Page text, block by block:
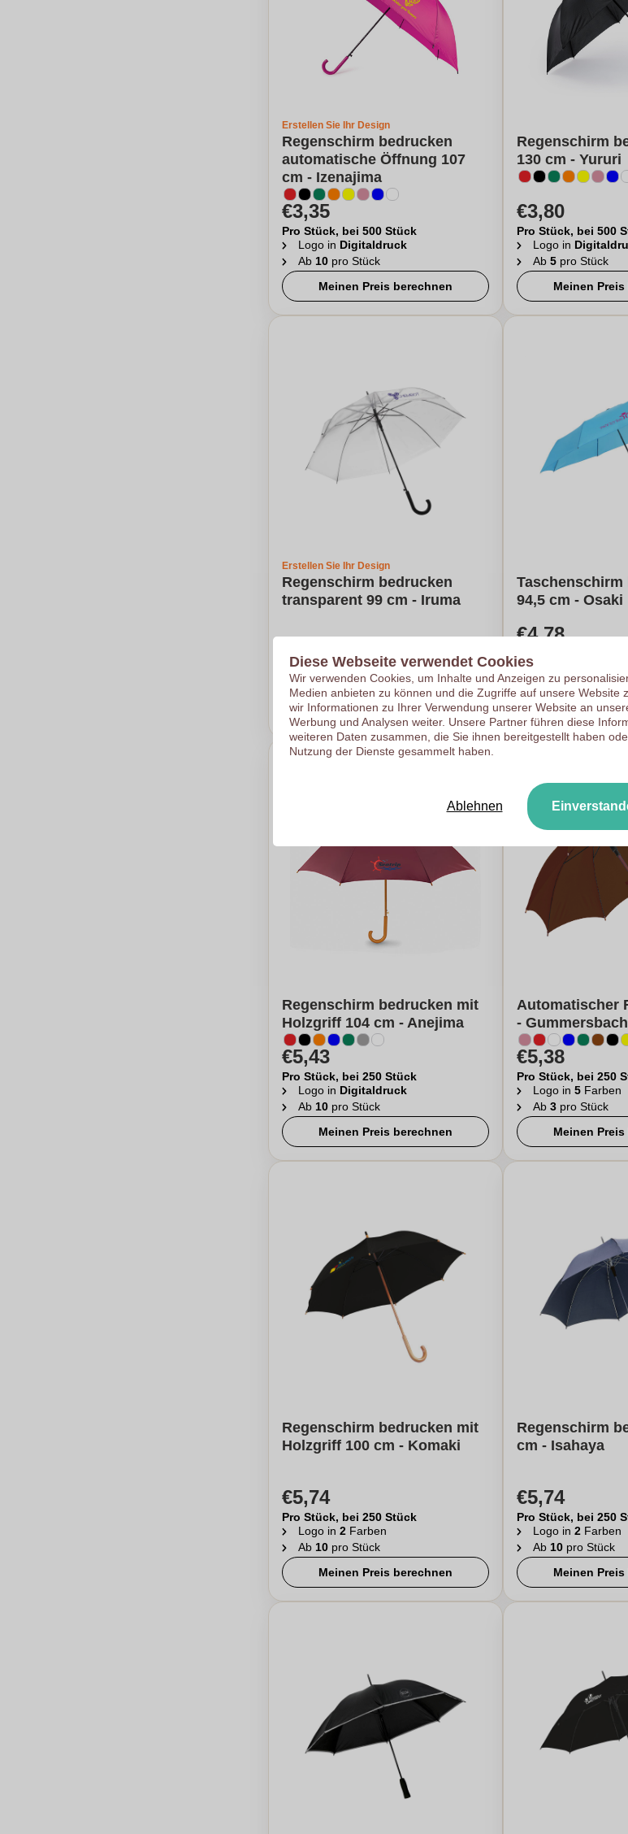
Erstellen Sie Ihr Design
Regenschirm bedrucken
automatische Öffnung 107
cm - Izenajima
€3,35
Pro Stück, bei 500 Stück
Logo in Digitaldruck
Ab 10 pro Stück
Meinen Preis berechnen
Regenschirm
130 cm - Yururi
€3,80
Pro Stück, bei 500
Logo in
Ab 5pro Stück
Meinen
Erstellen Sie Ihr Design
Regenschirm bedrucken
transparent 99 cm - Iruma
Pro Stück, bei 250 Stück
Ab25pro Stück
Meinen Preis berechnen
Taschenschirm
94,5 cm - Osaki
€4,78
Pro Stück, bei 250
Logo in
Ab10 pro Stück
Meinen Preis
Regenschirm bedrucken mit
Holzgriff 104 cm - Anejima
€5,43
Pro Stück, bei 250 Stück
Logo in Digitaldruck
Ab 10 pro Stück
Meinen Preis berechnen
Automatischer
- Gummersbach
€5,38
Pro Stück, bei 250
Logo in 5Farben
Ab 3pro Stück
Meinen
Regenschirm bedrucken mit
Holzgriff 100 cm - Komaki
€5,74
Pro Stück, bei 250 Stück
Logo in 2 Farben
Ab 10 pro Stück
Meinen Preis berechnen
Regenschirm
cm - Isahaya
€5,74
Pro Stück, bei 250
Logo in 2Farben
Ab 10pro Stück
Meinen
Diese Webseite verwendet Cookies
Wir verwenden Cookies, um Inhalte und Anzeigen zu
Medien anbieten zu können und die Zugriffe auf unsere Website
wir Informationen zu Ihrer Verwendung unserer Website an
Werbung und Analysen weiter. Unsere Partner führen diese
weiteren Daten zusammen, die Sie ihnen bereitgestellt haben
Nutzung der Dienste gesammelt haben.
Ablehnen